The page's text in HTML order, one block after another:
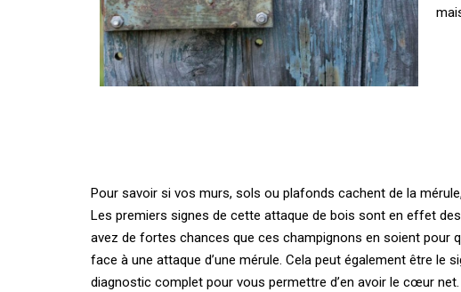
Pour savoir si vos murs, sols ou plafonds cachent de la
Les premiers signes de cette attaque de bois sont en effet
avez de fortes chances que ces champignons en soient pour
face à une attaque d’une mérule. Cela peut également être le
diagnostic complet pour vous permettre d’en avoir le cœur net.